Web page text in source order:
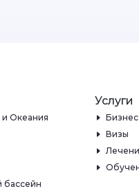
и Океания
бассейн
Услуги
Визы